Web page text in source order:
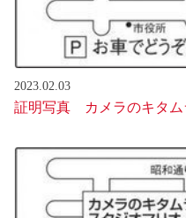
2023.02.03
証明写真 カメラのキタム